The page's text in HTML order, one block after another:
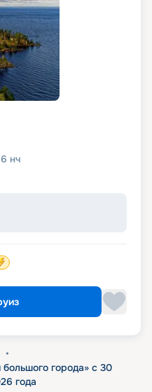
6 нч
•
города» с 30
года